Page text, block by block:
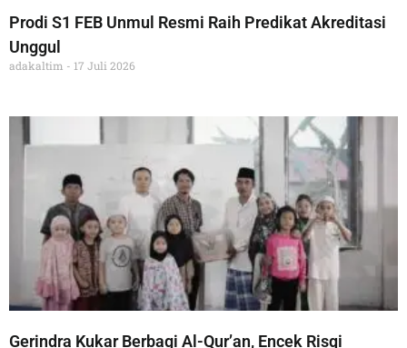
Prodi S1 FEB Unmul Resmi Raih Predikat Akreditasi
Unggul
adakaltim 17 Juli 2026
Gerindra Kukar Berbagi Al-Qur’an, Encek Risqi